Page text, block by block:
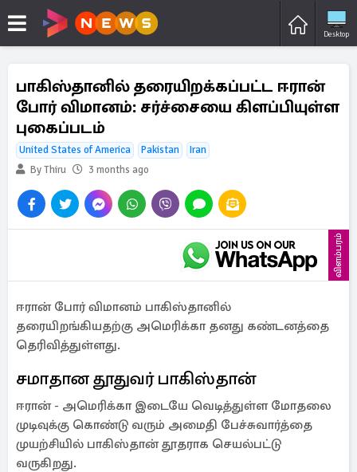
Desktop
பாகிஸ்தானில் தரையிறக்கப்பட்ட ஈரான்
போர் விமானம்: சர்ச்சையை கிளப்பியுள்ள
புகைப்படம்
United States of America Pakistan
Iran
By Thiru
3 months ago
விளம்பரம்
ஈரான் போர் விமானம் பாகிஸ்தானில்
தரையிறங்கியதற்கு அமெரிக்கா தனது கண்டனத்தை
தெரிவித்துள்ளது.
சமாதான தூதுவர் பாகிஸ்தான்
ஈரான் - அமெரிக்கா இடையே வெடித்துள்ள மோதலை
முடிவுக்கு கொண்டு வரும் அமைதி பேச்சுவார்த்தை
முயற்சியில் பாகிஸ்தான் தூதராக செயல்பட்டு
வருகிறது.